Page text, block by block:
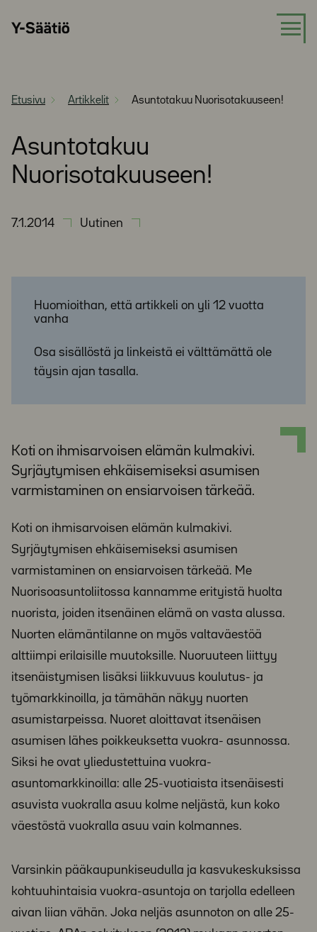
suoraan
Y-
Etusivu Artikkelit Asuntotakuu Nuorisotakuuseen!
Asuntotakuu
Nuorisotakuuseen!
7.1.2014 Uutinen
Huomioithan, että artikkeli on yli 12 vuotta
vanha
Osa sisällöstä ja linkeistä ei välttämättä ole
täysin ajan tasalla.
Koti on ihmisarvoisen elämän kulmakivi.
Syrjäytymisen ehkäisemiseksi asumisen
varmistaminen on ensiarvoisen tärkeää.
Koti on ihmisarvoisen elämän kulmakivi.
Syrjäytymisen ehkäisemiseksi asumisen
varmistaminen on ensiarvoisen tärkeää. Me
Nuorisoasuntoliitossa kannamme erityistä huolta
nuorista, joiden itsenäinen elämä on vasta alussa.
Nuorten elämäntilanne on myös valtaväestöä
alttiimpi erilaisille muutoksille. Nuoruuteen liittyy
itsenäistymisen lisäksi liikkuvuus koulutus- ja
työmarkkinoilla, ja tämähän näkyy nuorten
asumistarpeissa. Nuoret aloittavat itsenäisen
asumisen lähes poikkeuksetta vuokra- asunnossa.
Siksi he ovat yliedustettuina vuokra-
asuntomarkkinoilla: alle 25-vuotiaista itsenäisesti
asuvista vuokralla asuu kolme neljästä, kun koko
väestöstä vuokralla asuu vain kolmannes.
Varsinkin pääkaupunkiseudulla ja kasvukeskuksissa
kohtuuhintaisia vuokra-asuntoja on tarjolla edelleen
aivan liian vähän. Joka neljäs asunnoton on alle 25-